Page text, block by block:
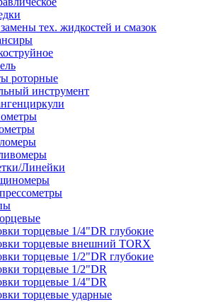
тех. жидкостей и смазок
роторные
инструмент
Линейки
торцевые 1/4"DR глубокие
торцевые внешний TORX
торцевые 1/2"DR глубокие
торцевые 1/2"DR
торцевые 1/4"DR
торцевые ударные